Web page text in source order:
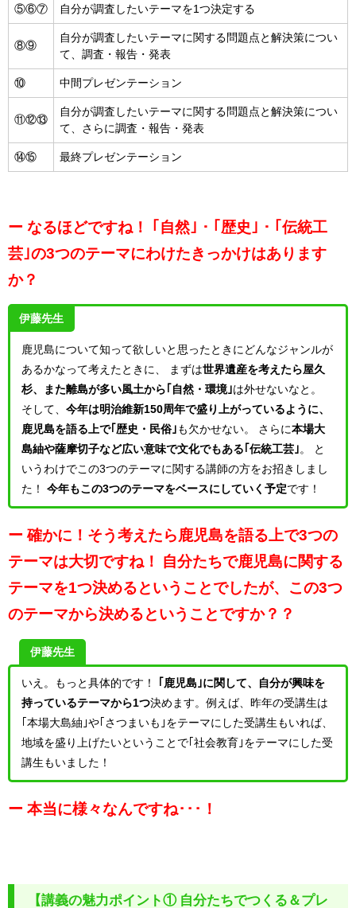
⑤⑥⑦ 自分が調査したいテーマを1つ決定する
⑧⑨
自分が調査したいテーマに関する問題点と解決策につい
て、調査・報告・発表
⑩ 中間プレゼンテーション
⑪⑫⑬
自分が調査したいテーマに関する問題点と解決策につい
て、さらに調査・報告・発表
⑭⑮ 最終プレゼンテーション
ー なるほどですね！
｢自然｣・｢歴史｣・｢伝統工
芸｣の3つのテーマにわけたきっかけはあります
か？
伊藤先生
鹿児島について知って欲しいと思ったときにどんなジャンルが
あるかなって考えたときに、
まずは世界遺産を考えたら屋久
杉、また離島が多い風土から｢自然・環境｣は外せないなと。
そして、 今年は明治維新150周年で盛り上がっているように、
鹿児島を語る上で｢歴史・民俗｣ も欠かせない。 さらに本場大
島紬や薩摩切子など広い意味で文化でもある｢伝統工芸｣ 。
と
いうわけでこの3つのテーマに関する講師の方をお招きしまし
た！
今年もこの3つのテーマをベースにしていく予定です！
ー 確かに！そう考えたら鹿児島を語る上で3つの
テーマは大切ですね！
自分たちで鹿児島に関する
テーマを1つ決めるということでしたが、この3つ
のテーマから決めるということですか？？
伊藤先生
いえ。もっと具体的です！
｢鹿児島｣に関して、自分が興味を
持っているテーマから1つ決めます。例えば、昨年の受講生は
｢本場大島紬｣や｢さつまいも｣をテーマにした受講生もいれば、
地域を盛り上げたいということで｢社会教育｣をテーマにした受
講生もいました！
ー 本当に様々なんですね･･･！
【講義の魅力ポイント① 自分たちでつくる＆プレ